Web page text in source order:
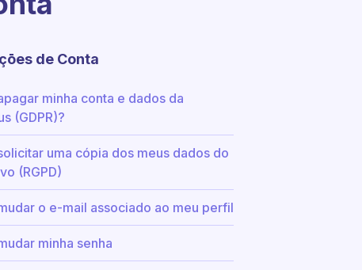
de Conta
minha conta e dados da
(GDPR)?
uma cópia dos meus dados do
(RGPD)
o e-mail associado ao meu perfil
minha senha